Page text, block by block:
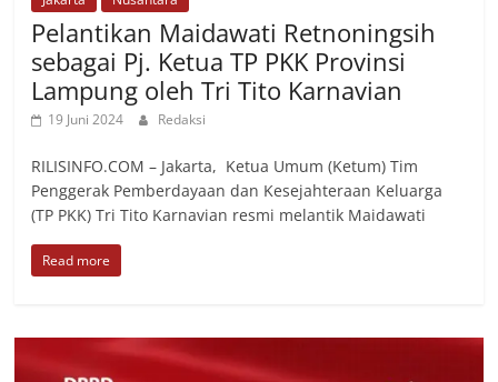
Pelantikan Maidawati Retnoningsih
sebagai Pj. Ketua TP PKK Provinsi
Lampung oleh Tri Tito Karnavian
19 Juni 2024 Redaksi
RILISINFO.COM – Jakarta, Ketua Umum (Ketum) Tim
Penggerak Pemberdayaan dan Kesejahteraan Keluarga
(TP PKK) Tri Tito Karnavian resmi melantik Maidawati
Read more